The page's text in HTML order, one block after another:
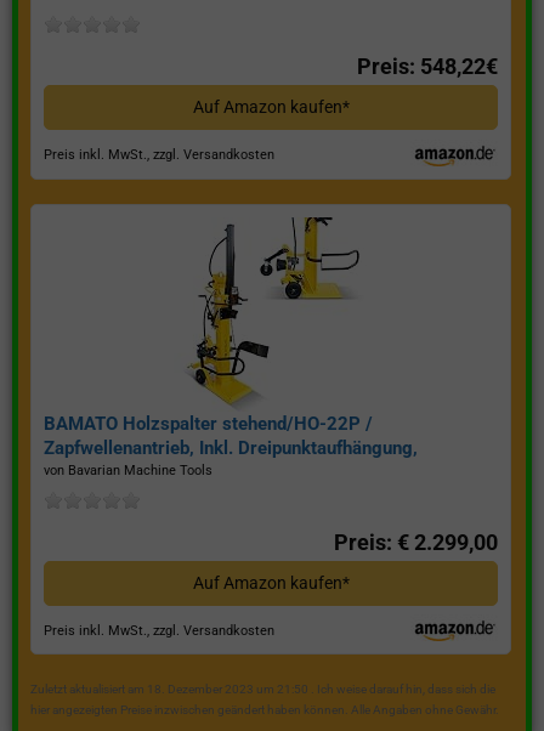
Preis: 548,22€
Auf Amazon kaufen*
Preis inkl. MwSt., zzgl. Versandkosten
BAMATO Holzspalter stehend/HO-22P /
Zapfwellenantrieb, Inkl. Dreipunktaufhängung,
Spaltkraft 22 Tonnen*
von Bavarian Machine Tools
Preis: € 2.299,00
Auf Amazon kaufen*
Preis inkl. MwSt., zzgl. Versandkosten
Zuletzt aktualisiert am 18. Dezember 2023 um 21:50 . Ich weise darauf hin, dass sich die
hier angezeigten Preise inzwischen geändert haben können. Alle Angaben ohne Gewähr.